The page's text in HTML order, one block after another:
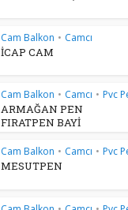
Cam Balkon • Camcı
İCAP CAM
Cam Balkon • Camcı • Pvc
ARMAĞAN PEN
FIRATPEN BAYİ
Cam Balkon • Camcı • Pvc
MESUTPEN